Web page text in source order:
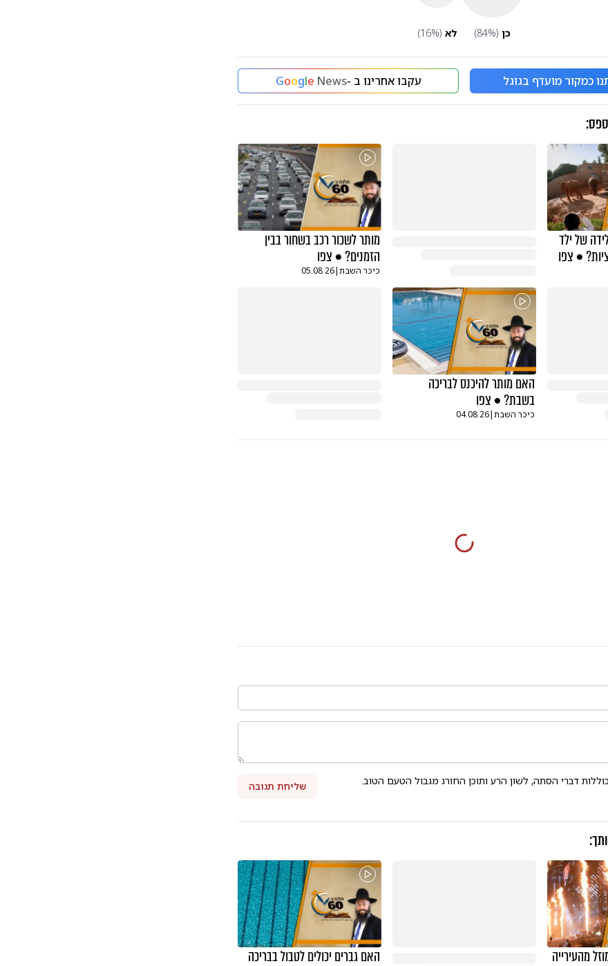
כן (
84%) לא (
16%)
כמקור מועדף בגוגל עקבו אחרינו ב - Google News
של ילד
• צפו
מותר לשכור רכב בשחור בבין
הזמנים? • צפו
כיכר השבת|
05.08.26
האם מותר להיכנס לבריכה
בשבת? • צפו
כיכר השבת|
04.08.26
דברי הסתה, לשון הרע ותוכן החורג מגבול הטעם הטוב. שליחת תגובה
מהעירייה
האם גברים יכולים לטבול בבריכה